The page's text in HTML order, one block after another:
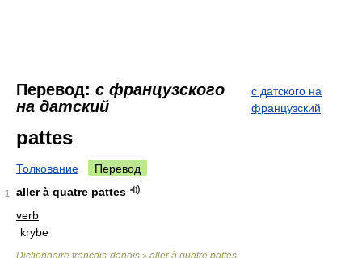
Перевод: с французского
на датский
с датского на
французский
pattes
Толкование Перевод
1
aller à quatre pattes
verb
krybe
Dictionnaire français-danois > aller à quatre pattes